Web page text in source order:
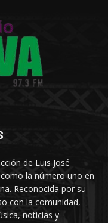
de Luis José
la número uno en
Reconocida por su
con la comunidad,
noticias y